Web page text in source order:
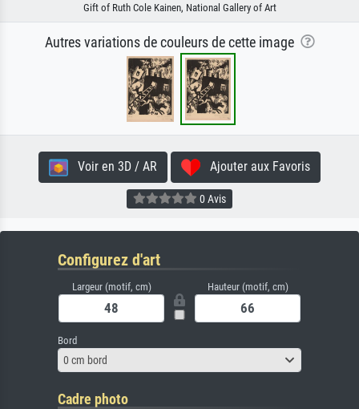
Gift of Ruth Cole Kainen, National Gallery of Art
Autres variations de couleurs de cette image
Voir en 3D / AR Ajouter aux Favoris
0 Avis
Configurez d'art
Largeur (motif, cm) Hauteur (motif, cm)
Bord
0 cm bord
Cadre photo